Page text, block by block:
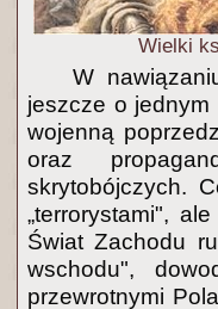
Wielki
W
jeszcze o
wojenną
oraz
skrytobójczych.
„terrorystami",
Świat Zachodu
wschodu",
przewrotnymi